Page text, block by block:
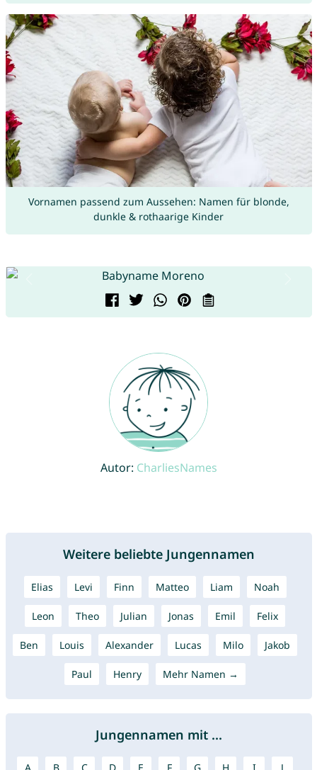
Vornamen passend zum Aussehen: Namen für blonde,
dunkle & rothaarige Kinder
Autor: CharliesNames
Weitere beliebte Jungennamen
Elias Levi Finn Matteo Liam Noah
Leon Theo Julian Jonas Emil Felix
Ben Louis Alexander Lucas Milo Jakob
Paul Henry Mehr Namen →
Jungennamen mit ...